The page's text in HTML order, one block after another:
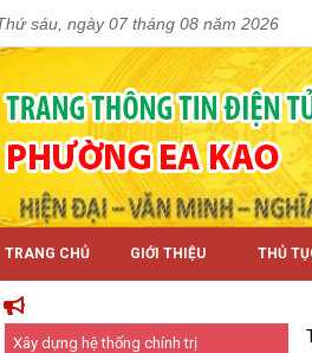
sáu, ngày 07 tháng 08 năm 2026
TRANG CHỦ GIỚI THIỆU THỦ
Xây dựng hệ thống chính trị